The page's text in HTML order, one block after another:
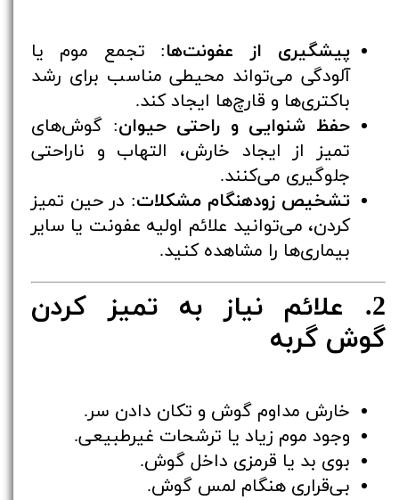
پیشگیری از عفونت‌ها: تجمع موم یا
آلودگی می‌تواند محیطی مناسب برای رشد
باکتری‌ها و قارچ‌ها ایجاد کند.
حفظ شنوایی و راحتی حیوان: گوش‌های
تمیز از ایجاد خارش، التهاب و ناراحتی
جلوگیری می‌کنند.
تشخیص زودهنگام مشکلات: در حین تمیز
کردن، می‌توانید علائم اولیه عفونت یا سایر
بیماری‌ها را مشاهده کنید.
2. علائم نیاز به تمیز کردن
گوش گربه
خارش مداوم گوش و تکان دادن سر.
وجود موم زیاد یا ترشحات غیرطبیعی.
بوی بد یا قرمزی داخل گوش.
بی‌قراری هنگام لمس گوش.